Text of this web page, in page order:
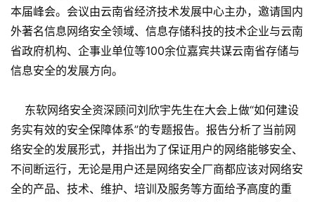
本届峰会。会议由云南省经济技术发展中心主办，邀请国内
外著名信息网络安全领域、信息存储科技的技术企业与云南
省政府机构、企事业单位等100余位嘉宾共谋云南省存储与
信息安全的发展方向。
东软网络安全资深顾问刘欣宇先生在大会上做“如何建设
务实有效的安全保障体系”的专题报告。报告分析了当前网
络安全的发展形式，并指出为了保证用户的网络能够安全、
不间断运行，无论是用户还是网络安全厂商都应该对网络安
全的产品、技术、维护、培训及服务等方面给予高度的重